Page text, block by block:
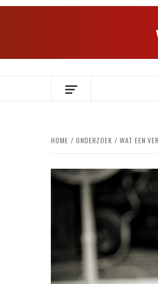
Ga
OVER HERSENEN EN
HOME ONDERZOEK WAT EEN